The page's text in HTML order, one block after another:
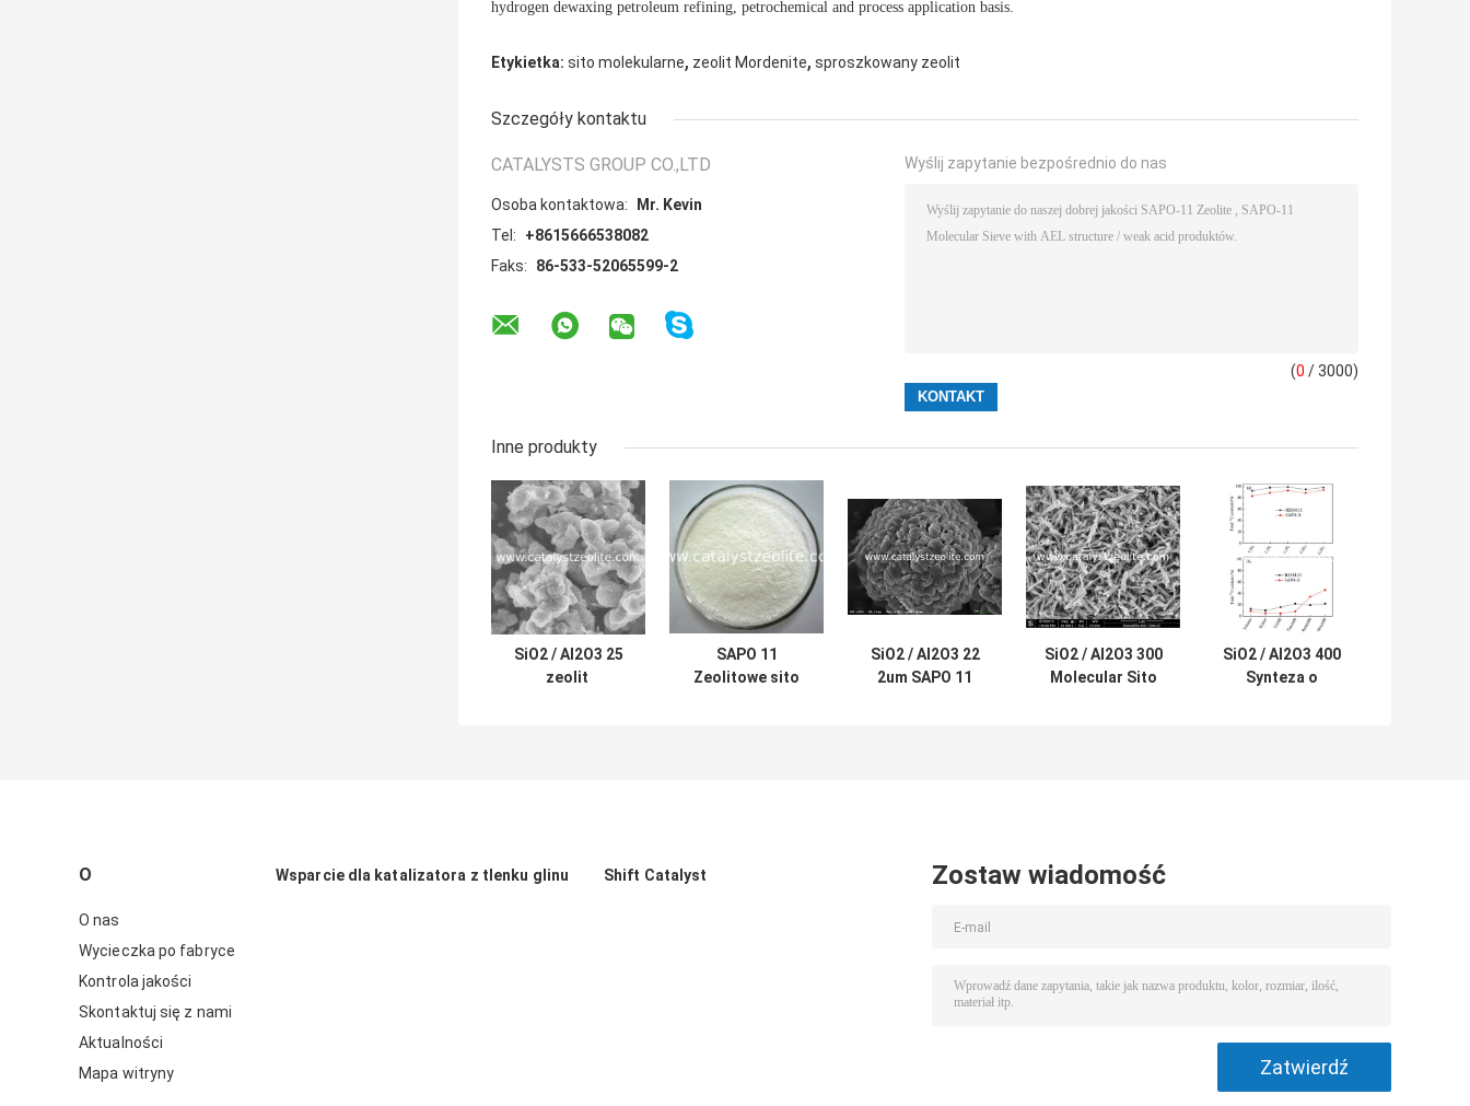
hydrogen dewaxing petroleum refining, petrochemical and process application basis.
Etykietka: sito molekularne, zeolit ​​Mordenite, sproszkowany zeolit
Szczegóły kontaktu
CATALYSTS GROUP CO.,LTD
Osoba kontaktowa:
Mr. Kevin
Tel:
+8615666538082
Faks:
86-533-52065599-2
Wyślij zapytanie bezpośrednio do nas
(0 / 3000)
Inne produkty
SiO2 / Al2O3 25
zeolit ​​
SAPO 11
Zeolitowe sito
SiO2 / Al2O3 22
2um SAPO 11
SiO2 / Al2O3 300
Molecular Sito
SiO2 / Al2O3 400
Synteza o
O
O nas
Wycieczka po fabryce
Kontrola jakości
Skontaktuj się z nami
Aktualności
Mapa witryny
Wsparcie dla katalizatora z tlenku glinu Shift Catalyst Zostaw wiadomość